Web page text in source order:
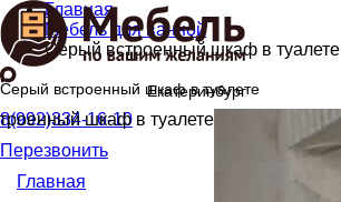
Екатеринбург
8(992)334-16-10
Перезвонить
Главная
Главная
Мебель для ванной
Серый встроенный шкаф в туалете
Серый встроенный шкаф в туалете